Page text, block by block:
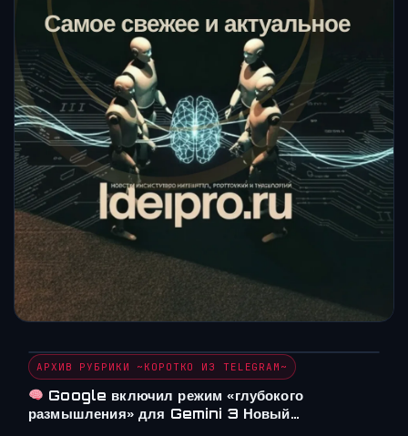
АРХИВ РУБРИКИ ~КОРОТКО ИЗ TELEGRAM~
Google включил режим «глубокого
размышления» для Gemini 3 Новый…